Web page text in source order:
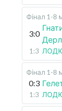
Фінал 1-8
3:0
1:3
Фінал 1-8
0:3
1:3